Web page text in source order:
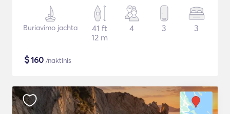
Buriavimo jachta
41 ft
12 m
4 3 3
$160 /naktinis